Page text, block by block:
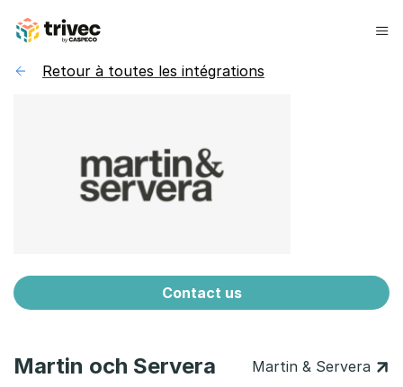
contenu
Retour à toutes les intégrations
Contact us
Martin och Servera Martin & Servera